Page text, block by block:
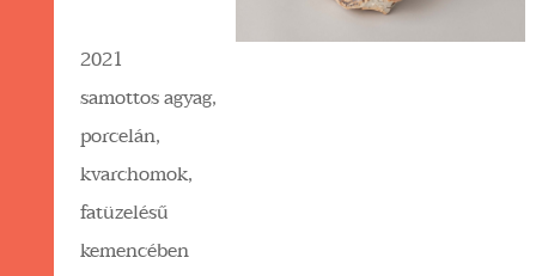
2021
samottos agyag,
porcelán,
kvarchomok,
fatüzelésű
kemencében